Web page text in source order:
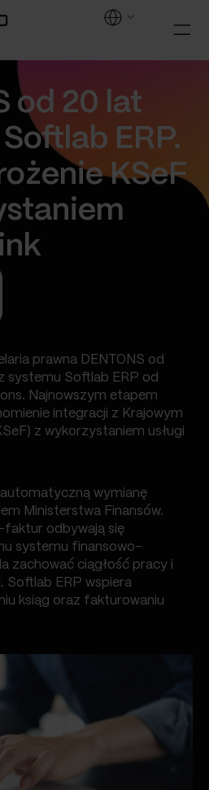
od 20 lat
ERP.
KSeF
prawna DENTONS od
systemu Softlab ERP od
Najnowszym etapem
integracji z Krajowym
z wykorzystaniem usługi
automatyczną wymianę
Ministerstwa Finansów.
faktur odbywają się
systemu finansowo-
zachować ciągłość pracy i
Softlab ERP wspiera
ksiąg oraz fakturowaniu